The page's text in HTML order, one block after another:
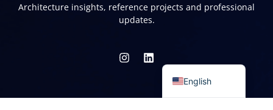
Architecture insights, reference projects and professional
updates.
English